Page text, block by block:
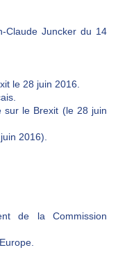
Claude Juncker du 14
le 28 juin 2016.
sur le Brexit (le 28 juin
2016).
de la Commission